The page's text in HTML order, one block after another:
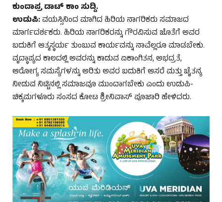
ಕುಂದಾಪ್ರ ಡಾಟ್‌ ಕಾಂ ಸುದ್ದಿ.
ಉಡುಪಿ:ವಯಸ್ಸಿನಿಂದ ಮಾಗಿದ ಹಿರಿಯ ನಾಗರಿಕರು ಸಮಾಜದ
ಮಾರ್ಗದರ್ಶಕರು. ಹಿರಿಯ ನಾಗರಿಕರನ್ನು ಗೌರವಿಸುವ ಜೊತೆಗೆ ಅವರ
ಬದುಕಿಗೆ ಆತ್ಮಸ್ಥರ್ಯ ತುಂಬುವ ಕಾರ್ಯವನ್ನು ನಾವೆಲ್ಲರೂ ಮಾಡಬೇಕು.
ವೃದ್ಧಾಪ್ಯದ ಕಾಲದಲ್ಲಿ ಅವರನ್ನು ಕಾಡುವ ಏಕಾಂಗಿತನ, ಅಭದ್ರತೆ,
ಆರೋಗ್ಯ ಸಮಸ್ಯೆಗಳನ್ನು ಅರಿತು ಅವರ ಬದುಕಿಗೆ ಆಸರೆ ಮತ್ತು ಚೈತನ್ಯ
ನೀಡುವ ನಿಟ್ಟಿನಲ್ಲಿ ಸಮಾಜವೂ ಮುಂದಾಗಬೇಕು ಎಂದು ಉಡುಪಿ-
ಚಿಕ್ಕಮಗಳೂರು ಸಂಸದ ಕೋಟ ಶ್ರೀನಿವಾಸ್ ಪೂಜಾರಿ ಹೇಳಿದರು.